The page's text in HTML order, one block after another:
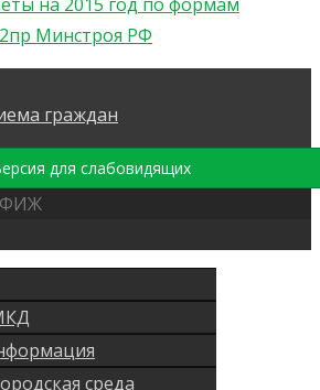
Минстроя РФ
граждан
для слабовидящих
среда